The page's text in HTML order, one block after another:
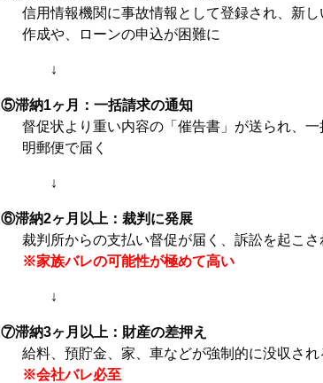
信用情報機関に事故情報として登録され、新
作成や、ローンの申込が困難に
↓
⑤滞納1ヶ月：一括請求の通知
督促状より重い内容の「催告書」が送られ、
明郵便で届く
↓
⑥滞納2ヶ月以上：裁判に発展
裁判所からの支払い督促が届く、訴訟を起こさ
※家族バレの可能性が極めて高い
↓
⑦滞納3ヶ月以上：財産の差押え
給料、預貯金、家、車などが強制的に没収され
※会社バレ必至